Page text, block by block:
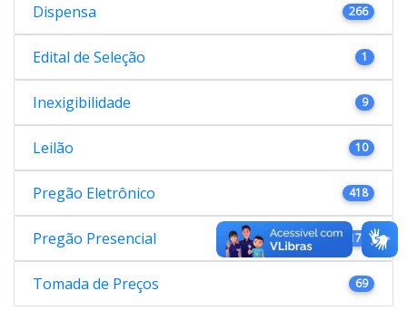
Dispensa 266
Edital de Seleção 1
Inexigibilidade 9
Leilão 10
Pregão Eletrônico 418
Pregão Presencial 176
Tomada de Preços 69